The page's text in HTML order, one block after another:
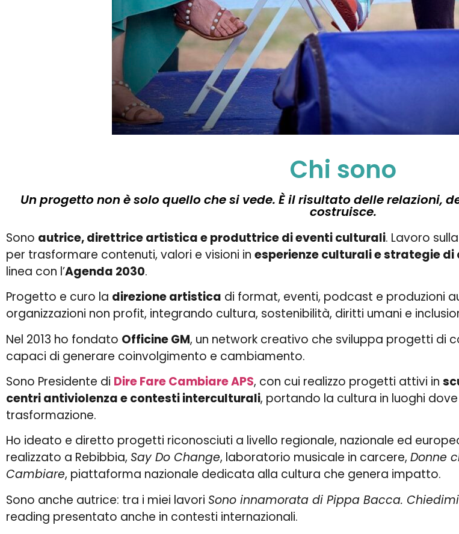
Chi sono
Un progetto non è solo quello che si vede. È il risultato delle relazioni,
costruisce.
Sono autrice, direttrice artistica e produttrice di eventi culturali. Lavoro
per trasformare contenuti, valori e visioni in esperienze culturali e strategie
linea con l’Agenda 2030.
Progetto e curo la direzione artistica di format, eventi, podcast e produzioni
organizzazioni non profit, integrando cultura, sostenibilità, diritti umani e
Nel 2013 ho fondato Officine GM, un network creativo che sviluppa progetti di
capaci di generare coinvolgimento e cambiamento.
Sono Presidente di Dire Fare Cambiare APS, con cui realizzo progetti attivi in
centri antiviolenza e contesti interculturali, portando la cultura in luoghi
trasformazione.
Ho ideato e diretto progetti riconosciuti a livello regionale, nazionale ed
realizzato a Rebibbia, Say Do Change, laboratorio musicale in carcere, Donne
Cambiare, piattaforma nazionale dedicata alla cultura che genera impatto.
Sono anche autrice: tra i miei lavori Sono innamorata di Pippa Bacca.
reading presentato anche in contesti internazionali.